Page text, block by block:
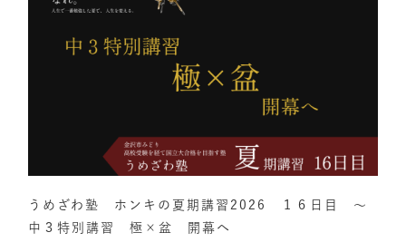
うめざわ塾 ホンキの夏期講習2026 １６日目 ～
中３特別講習 極×盆 開幕へ